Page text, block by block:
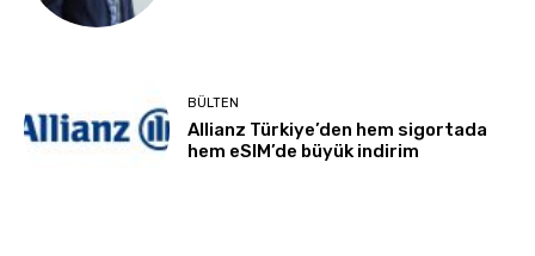
BÜLTEN
Allianz Türkiye’den hem sigortada
hem eSIM’de büyük indirim